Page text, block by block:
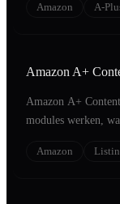
Amazon
A-
Amazon A+
Amazon A+
modules werken,
Amazon